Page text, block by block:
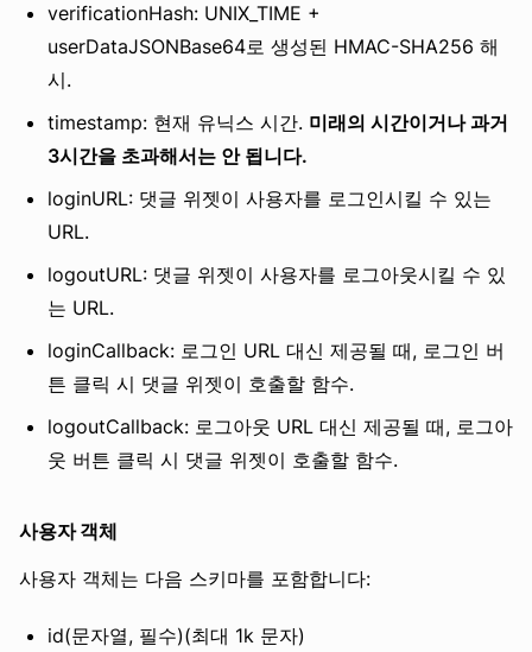
verificationHash: UNIX_TIME +
userDataJSONBase64로 생성된 HMAC-SHA256 해
시.
timestamp: 현재 유닉스 시간. 미래의 시간이거나 과거
3시간을 초과해서는 안 됩니다.
loginURL: 댓글 위젯이 사용자를 로그인시킬 수 있는
URL.
logoutURL: 댓글 위젯이 사용자를 로그아웃시킬 수 있
는 URL.
loginCallback: 로그인 URL 대신 제공될 때, 로그인 버
튼 클릭 시 댓글 위젯이 호출할 함수.
logoutCallback: 로그아웃 URL 대신 제공될 때, 로그아
웃 버튼 클릭 시 댓글 위젯이 호출할 함수.
사용자 객체
사용자 객체는 다음 스키마를 포함합니다:
id(문자열, 필수)(최대 1k 문자)